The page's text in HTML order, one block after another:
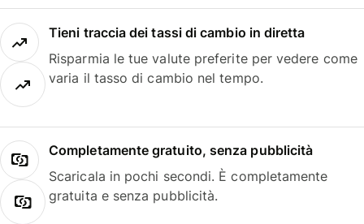
Tieni traccia dei tassi di cambio in diretta
Risparmia le tue valute preferite per vedere come
varia il tasso di cambio nel tempo.
Completamente gratuito, senza pubblicità
Scaricala in pochi secondi. È completamente
gratuita e senza pubblicità.